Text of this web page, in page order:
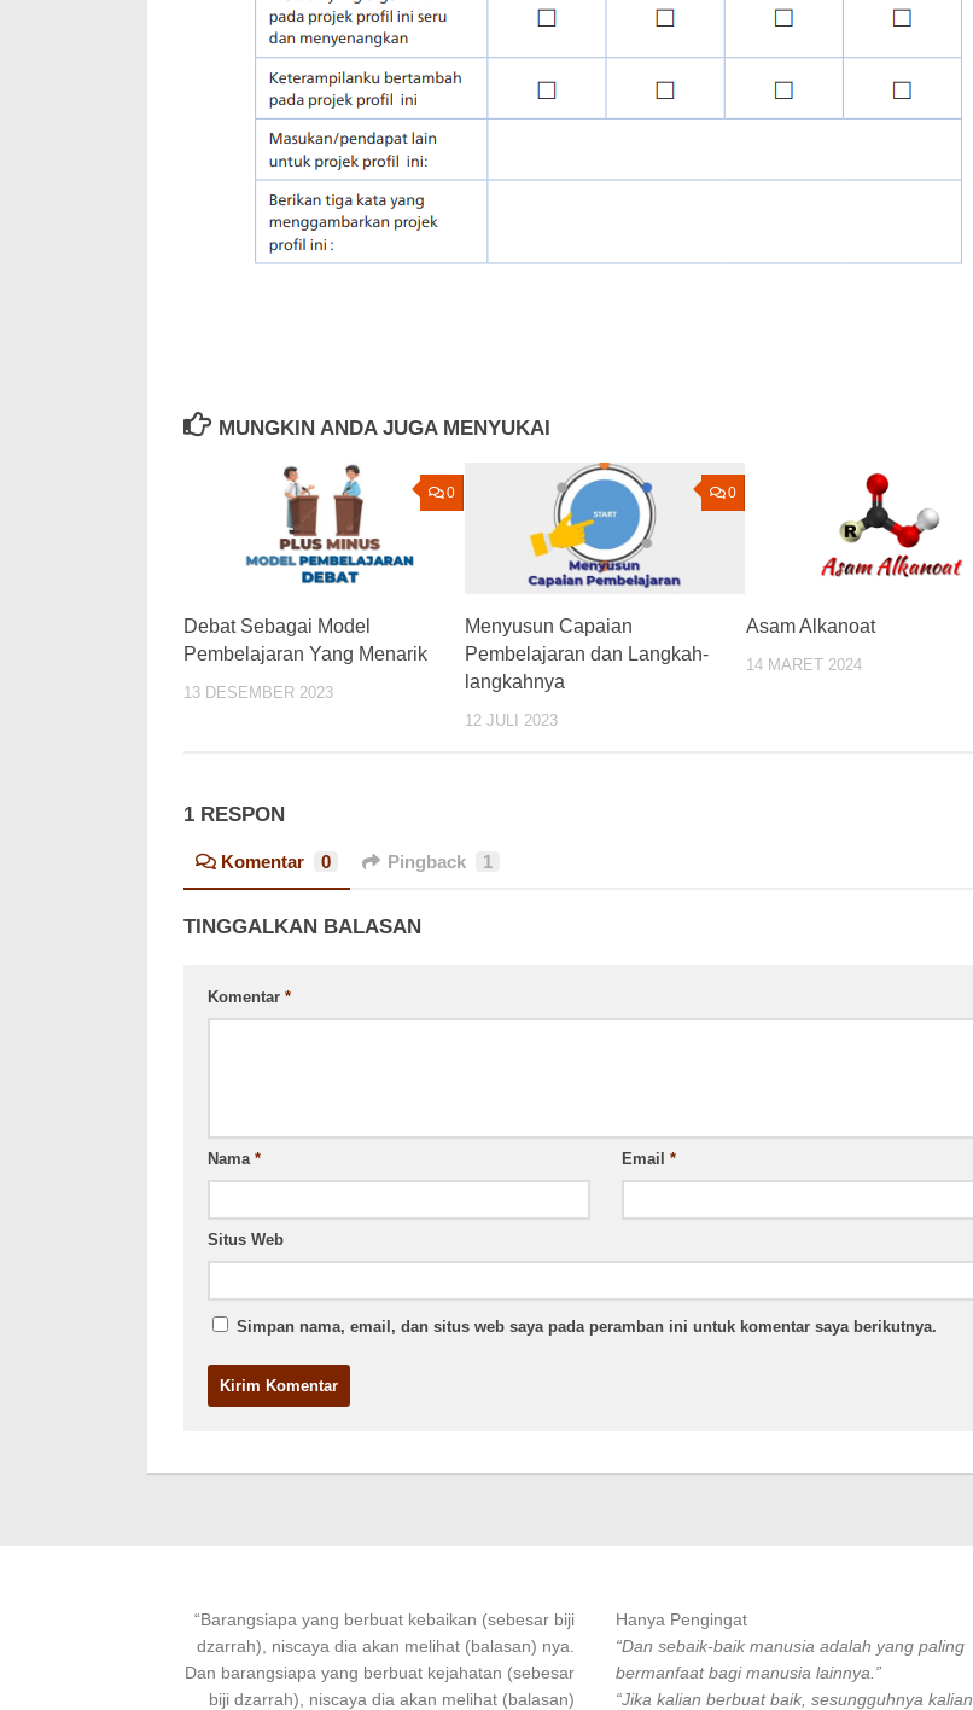
MUNGKIN ANDA JUGA MENYUKAI
0
Debat Sebagai Model
Pembelajaran Yang Menarik
13 DESEMBER 2023
0
Menyusun Capaian
Pembelajaran dan Langkah-
langkahnya
12 JULI 2023
Asam Alkanoat
14 MARET 2024
1 RESPON
Komentar 0 Pingback 1
TINGGALKAN BALASAN
Komentar *
Nama * Email*
Situs Web
Simpan nama, email, dan situs web saya pada peramban ini untuk komentar saya berikutnya.
“Barangsiapa yang berbuat kebaikan (sebesar biji
dzarrah), niscaya dia akan melihat (balasan) nya.
Dan barangsiapa yang berbuat kejahatan (sebesar
biji dzarrah), niscaya dia akan melihat (balasan)
Hanya Pengingat
“Dan sebaik-baik manusia adalah yang paling
bermanfaat bagi manusia lainnya.”
“Jika kalian berbuat baik, sesungguhnya kalian